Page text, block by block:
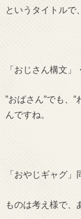
というタイトルで、
「おじさん構文
”おばさん”でも、
んですね。
「おやじギャグ」
ものは考え様で、